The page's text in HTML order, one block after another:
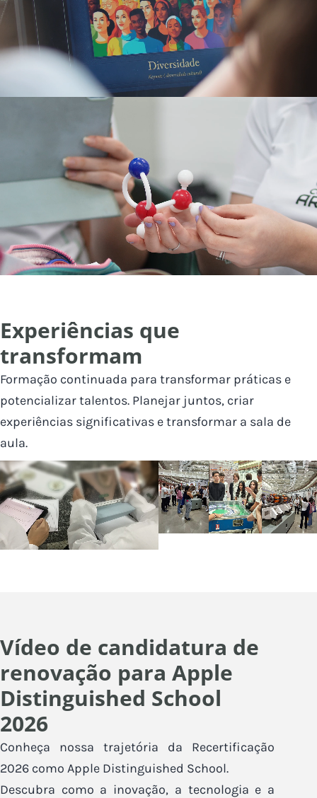
Experiências que
transformam
Formação continuada para transformar práticas e
potencializar talentos. Planejar juntos, criar
experiências significativas e transformar a sala de
aula.
Vídeo de candidatura de
renovação para Apple
Distinguished School
2026
Conheça nossa trajetória da Recertificação
2026 como Apple Distinguished School.
Descubra como a inovação, a tecnologia e a